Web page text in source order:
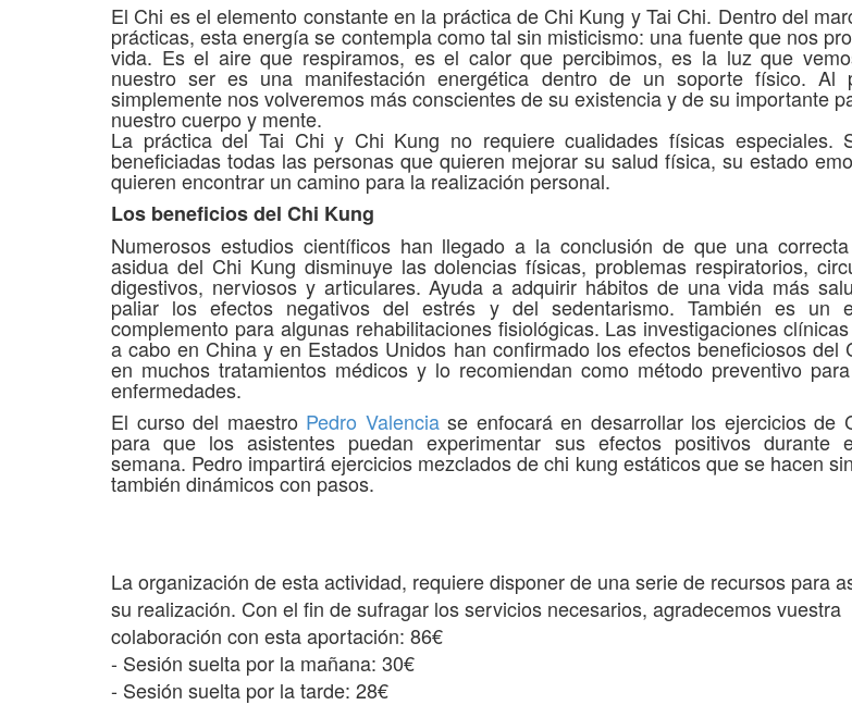
El Chi es el elemento constante en la práctica de Chi Kung y Tai Chi. Dentro del
prácticas, esta energía se contempla como tal sin misticismo: una fuente que nos
vida. Es el aire que respiramos, es el calor que percibimos, es la luz que
nuestro ser es una manifestación energética dentro de un soporte físico. Al
simplemente nos volveremos más conscientes de su existencia y de su importante
nuestro cuerpo y mente.
La práctica del Tai Chi y Chi Kung no requiere cualidades físicas especiales.
beneficiadas todas las personas que quieren mejorar su salud física, su estado
quieren encontrar un camino para la realización personal.
Los beneficios del Chi Kung
Numerosos estudios científicos han llegado a la conclusión de que una
asidua del Chi Kung disminuye las dolencias físicas, problemas respiratorios,
digestivos, nerviosos y articulares. Ayuda a adquirir hábitos de una vida más
paliar los efectos negativos del estrés y del sedentarismo. También es un
complemento para algunas rehabilitaciones fisiológicas. Las investigaciones
a cabo en China y en Estados Unidos han confirmado los efectos beneficiosos del
en muchos tratamientos médicos y lo recomiendan como método preventivo
enfermedades.
El curso del maestro Pedro Valenciase enfocará en desarrollar los ejercicios de
para que los asistentes puedan experimentar sus efectos positivos durante
semana. Pedro impartirá ejercicios mezclados de chi kung estáticos que se hacen
también dinámicos con pasos.
La organización de esta actividad, requiere disponer de una serie de recursos para
su realización. Con el fin de sufragar los servicios necesarios, agradecemos vuestra
colaboración con esta aportación: 86€
- Sesión suelta por la mañana: 30€
- Sesión suelta por la tarde: 28€